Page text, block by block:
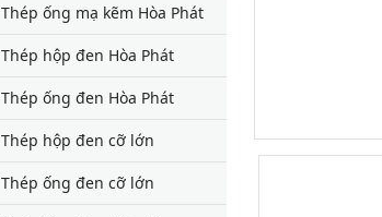
Thép ống mạ kẽm Hòa Phát
Thép hộp đen Hòa Phát
Thép ống đen Hòa Phát
Thép hộp đen cỡ lớn
Thép ống đen cỡ lớn